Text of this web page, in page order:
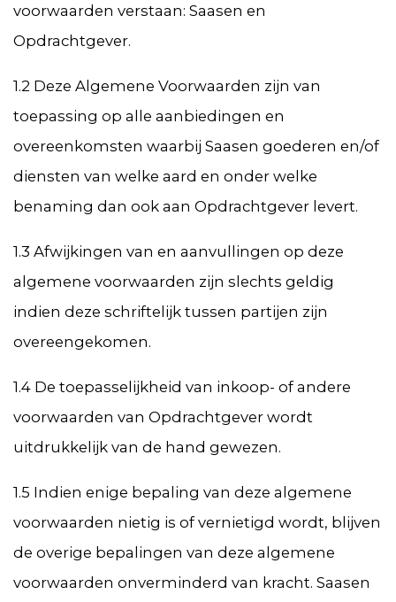
voorwaarden verstaan: Saasen en
Opdrachtgever.
1.2 Deze Algemene Voorwaarden zijn van
toepassing op alle aanbiedingen en
overeenkomsten waarbij Saasen goederen en/of
diensten van welke aard en onder welke
benaming dan ook aan Opdrachtgever levert.
1.3 Afwijkingen van en aanvullingen op deze
algemene voorwaarden zijn slechts geldig
indien deze schriftelijk tussen partijen zijn
overeengekomen.
1.4 De toepasselijkheid van inkoop- of andere
voorwaarden van Opdrachtgever wordt
uitdrukkelijk van de hand gewezen.
1.5 Indien enige bepaling van deze algemene
voorwaarden nietig is of vernietigd wordt, blijven
de overige bepalingen van deze algemene
voorwaarden onverminderd van kracht. Saasen